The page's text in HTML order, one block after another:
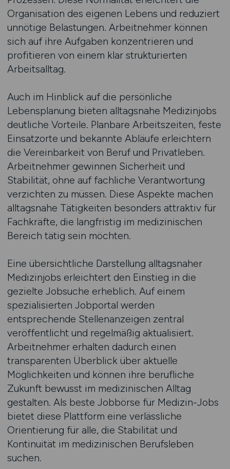
Organisation des eigenen Lebens und reduziert
unnötige Belastungen. Arbeitnehmer können
sich auf ihre Aufgaben konzentrieren und
profitieren von einem klar strukturierten
Arbeitsalltag.
Auch im Hinblick auf die persönliche
Lebensplanung bieten alltagsnahe Medizinjobs
deutliche Vorteile. Planbare Arbeitszeiten, feste
Einsatzorte und bekannte Abläufe erleichtern
die Vereinbarkeit von Beruf und Privatleben.
Arbeitnehmer gewinnen Sicherheit und
Stabilität, ohne auf fachliche Verantwortung
verzichten zu müssen. Diese Aspekte machen
alltagsnahe Tätigkeiten besonders attraktiv für
Fachkräfte, die langfristig im medizinischen
Bereich tätig sein möchten.
Eine übersichtliche Darstellung alltagsnaher
Medizinjobs erleichtert den Einstieg in die
gezielte Jobsuche erheblich. Auf einem
spezialisierten Jobportal werden
entsprechende Stellenanzeigen zentral
veröffentlicht und regelmäßig aktualisiert.
Arbeitnehmer erhalten dadurch einen
transparenten Überblick über aktuelle
Möglichkeiten und können ihre berufliche
Zukunft bewusst im medizinischen Alltag
gestalten. Als beste Jobbörse für Medizin-Jobs
bietet diese Plattform eine verlässliche
Orientierung für alle, die Stabilität und
Kontinuität im medizinischen Berufsleben
suchen.